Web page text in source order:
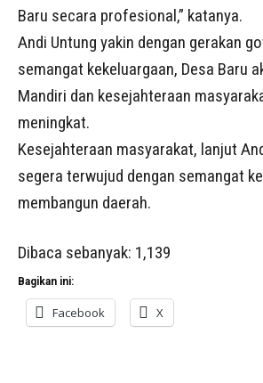
Baru secara profesional,” katanya.
Andi Untung yakin dengan gerakan
semangat kekeluargaan, Desa Baru
Mandiri dan kesejahteraan
meningkat.
Kesejahteraan masyarakat, lanjut
segera terwujud dengan semangat
membangun daerah.
Dibaca sebanyak: 1,139
Bagikan ini:
Facebook X